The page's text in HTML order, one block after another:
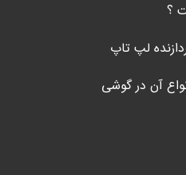
لپ تاپ
آن در گوشی